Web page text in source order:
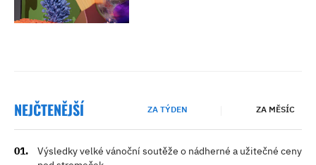
NEJČTENĚJŠÍ ZA TÝDEN ZA MĚSÍC
Výsledky velké vánoční soutěže o nádherné a užitečné ceny